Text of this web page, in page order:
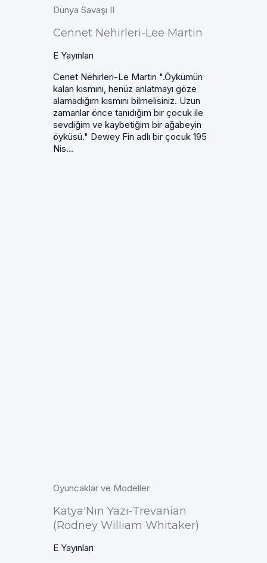
Dünya Savaşı II
Cennet Nehirleri-Lee Martin
E Yayınları
Cenet Nehirleri-Le Martin ".Öykümün
kalan kısmını, henüz anlatmayı göze
alamadığım kısmını bilmelisiniz. Uzun
zamanlar önce tanıdığım bir çocuk ile
sevdiğim ve kaybetiğim bir ağabeyin
öyküsü." Dewey Fin adlı bir çocuk 195
Nis...
Oyuncaklar ve Modeller
Katya'Nın Yazı-Trevanian
(Rodney William Whitaker)
E Yayınları